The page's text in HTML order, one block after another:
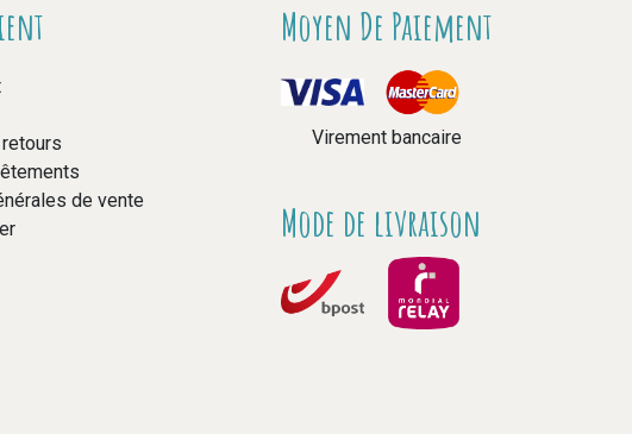
de vente
Moyen De Paiement
Virement bancaire
Mode de livraison